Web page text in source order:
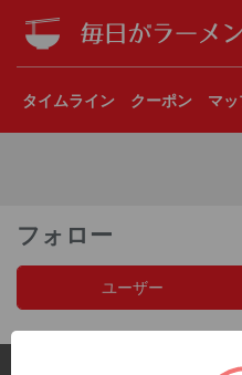
タイムライン クーポン マッ
フォロー
ユーザー
© 2017